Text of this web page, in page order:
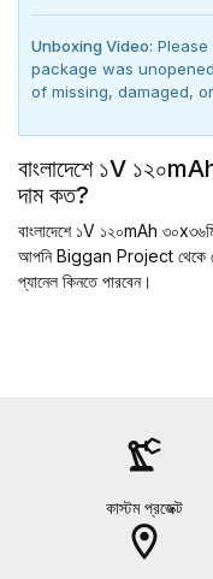
Unboxing Video:
package was
of missing, damaged,
বাংলাদেশে ১V
দাম কত?
বাংলাদেশে ১V ১২০mAh
আপনি Biggan Project থেকে
প্যানেল কিনতে পারবেন।
precision_manufacturing
কাস্টম প্রজেক্ট
location_on